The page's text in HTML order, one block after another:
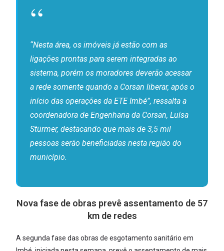
“Nesta área, os imóveis já estão com as
ligações prontas para serem integradas ao
sistema, porém os moradores deverão acessar
a rede somente quando a Corsan liberar, após o
início das operações da ETE Imbé”, ressalta a
coordenadora de Engenharia da Corsan, Luísa
Stürmer, destacando que mais de 3,5 mil
pessoas serão beneficiadas nesta região do
município.
Nova fase de obras prevê assentamento de 57
km de redes
A segunda fase das obras de esgotamento sanitário em